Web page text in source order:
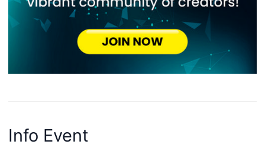
Info Event